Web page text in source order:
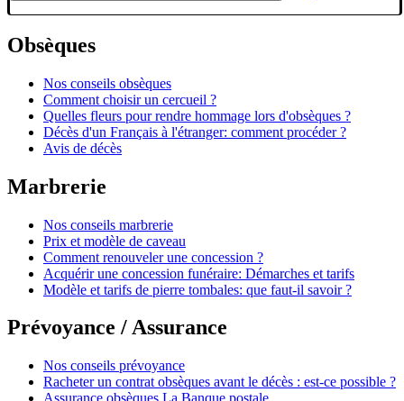
Obsèques
Nos conseils obsèques
Comment choisir un cercueil ?
Quelles fleurs pour rendre hommage lors d'obsèques ?
Décès d'un Français à l'étranger: comment procéder ?
Avis de décès
Marbrerie
Nos conseils marbrerie
Prix et modèle de caveau
Comment renouveler une concession ?
Acquérir une concession funéraire: Démarches et tarifs
Modèle et tarifs de pierre tombales: que faut-il savoir ?
Prévoyance / Assurance
Nos conseils prévoyance
Racheter un contrat obsèques avant le décès : est-ce possible ?